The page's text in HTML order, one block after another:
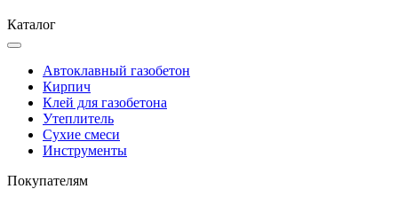
Каталог
Автоклавный газобетон
Кирпич
Клей для газобетона
Утеплитель
Сухие смеси
Инструменты
Покупателям